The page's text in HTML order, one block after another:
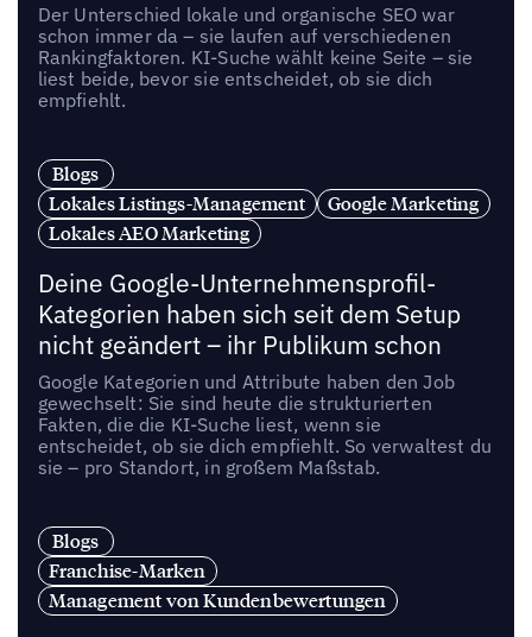
Der Unterschied lokale und organische SEO war
schon immer da – sie laufen auf verschiedenen
Rankingfaktoren. KI-Suche wählt keine Seite – sie
liest beide, bevor sie entscheidet, ob sie dich
empfiehlt.
Blogs
Lokales Listings-Management
Google Marketing
Lokales AEO Marketing
Deine Google-Unternehmensprofil-
Kategorien haben sich seit dem Setup
nicht geändert – ihr Publikum schon
Google Kategorien und Attribute haben den Job
gewechselt: Sie sind heute die strukturierten
Fakten, die die KI-Suche liest, wenn sie
entscheidet, ob sie dich empfiehlt. So verwaltest du
sie – pro Standort, in großem Maßstab.
Blogs
Franchise-Marken
Management von Kundenbewertungen